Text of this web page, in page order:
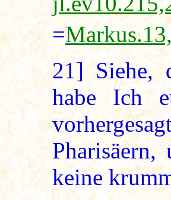
=
21] Siehe,
habe Ich
keine